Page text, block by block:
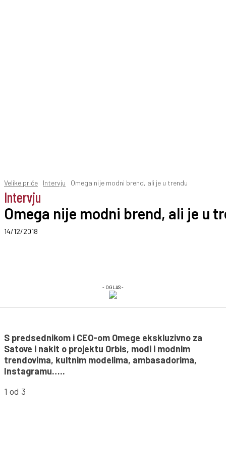
Velike priče Intervju Omega nije modni brend, ali je u trendu
Intervju
Omega nije modni brend, ali je u
14/12/2018
- OGLAS -
S predsednikom i CEO-om Omege ekskluzivno za
Satove i nakit o projektu Orbis, modi i modnim
trendovima, kultnim modelima, ambasadorima,
Instagramu…..
1 od 3